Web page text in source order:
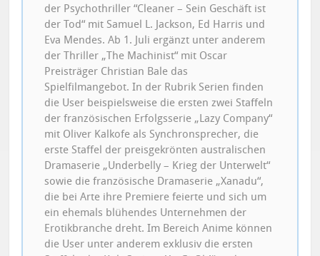
der Psychothriller “Cleaner – Sein Geschäft ist
der Tod“ mit Samuel L. Jackson, Ed Harris und
Eva Mendes. Ab 1. Juli ergänzt unter anderem
der Thriller „The Machinist“ mit Oscar
Preisträger Christian Bale das
Spielfilmangebot. In der Rubrik Serien finden
die User beispielsweise die ersten zwei Staffeln
der französischen Erfolgsserie „Lazy Company“
mit Oliver Kalkofe als Synchronsprecher, die
erste Staffel der preisgekrönten australischen
Dramaserie „Underbelly – Krieg der Unterwelt“
sowie die französische Dramaserie „Xanadu“,
die bei Arte ihre Premiere feierte und sich um
ein ehemals blühendes Unternehmen der
Erotikbranche dreht. Im Bereich Anime können
die User unter anderem exklusiv die ersten